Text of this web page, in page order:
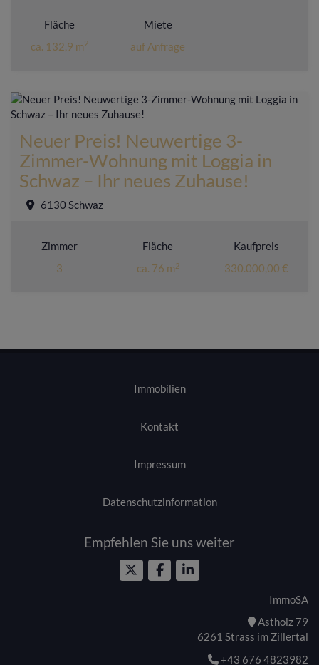
Fläche
ca. 132,9 m2
Miete
auf Anfrage
Neuer Preis! Neuwertige 3-
Zimmer-Wohnung mit Loggia in
Schwaz – Ihr neues Zuhause!
6130 Schwaz
Zimmer
3
Fläche
ca. 76 m2
Kaufpreis
330.000,00 €
Immobilien
Kontakt
Impressum
Datenschutzinformation
Empfehlen Sie uns weiter
ImmoSA
Astholz 79
6261 Strass im Zillertal
+43 676 4823982